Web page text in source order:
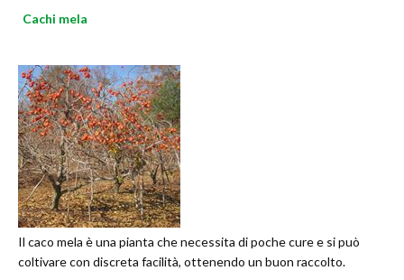
Cachi mela
Il caco mela è una pianta che necessita di poche cure e si può
coltivare con discreta facilità, ottenendo un buon raccolto.